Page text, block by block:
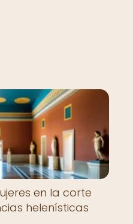
en la corte
helenísticas